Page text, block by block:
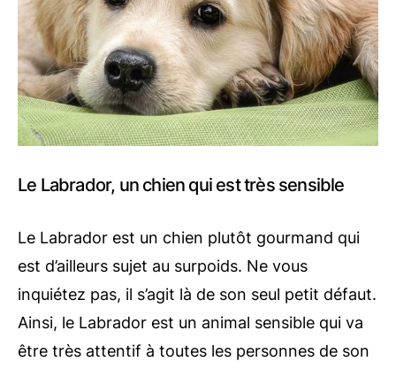
Le Labrador, un chien qui est très sensible
Le Labrador est un chien plutôt gourmand qui
est d’ailleurs sujet au surpoids. Ne vous
inquiétez pas, il s’agit là de son seul petit défaut.
Ainsi, le Labrador est un animal sensible qui va
être très attentif à toutes les personnes de son